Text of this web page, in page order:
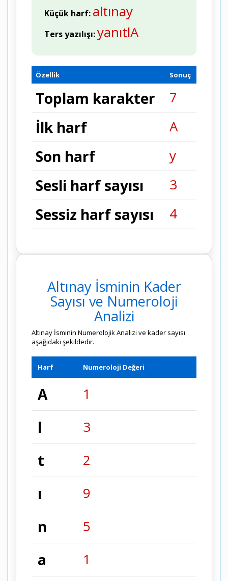
Küçük harf: altınay
Ters yazılışı:yanıtlA
Özellik Sonuç
Toplam karakter 7
İlk harf A
Son harf y
Sesli harf sayısı 3
Sessiz harf sayısı 4
Altınay İsminin Kader
Sayısı ve Numeroloji
Analizi
Altınay İsminin Numerolojik Analizi ve kader sayısı
aşağıdaki şekildedir.
Harf Numeroloji Değeri
A 1
l 3
t 2
ı 9
n 5
a 1